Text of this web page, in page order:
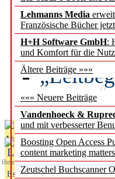
Lehmanns Media
Französische Bücher
H+H Software GmbH:
und Komfort für die
Ältere Beiträge »»»
««« Neuere Beiträge
Vandenhoeck &
und mit verbesserter
Boosting Open Access
content marketing
Zeutschel Buchscanner
besser
des
Aktuelles aus
L
ibrary
Essentials